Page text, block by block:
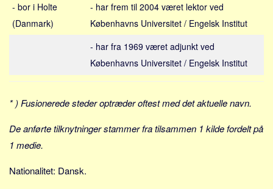
Grækenland
USA
Nøgleord
Virksomhed
Investering
Pension og opsparing
- bor i Holte
(Danmark)
- har frem til 2004 været lektor ved
Københavns Universitet / Engelsk Institut
- har fra 1969 været adjunkt ved
Københavns Universitet / Engelsk Institut
* ) Fusionerede steder optræder oftest med det aktuelle navn.
De anførte tilknytninger stammer fra tilsammen 1 kilde fordelt på
1 medie.
Nationalitet: Dansk.